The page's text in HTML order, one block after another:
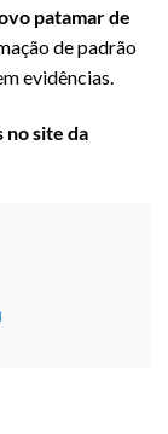
patamar de
de padrão
evidências.
no site da